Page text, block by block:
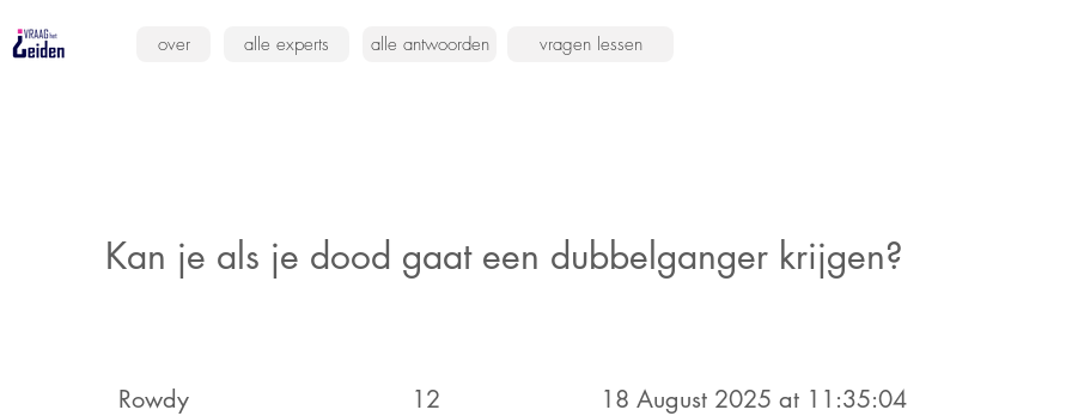
over alle experts alle antwoorden vragen lessen
Kan je als je dood gaat een dubbelganger krijgen?
Rowdy 12 18 August 2025 at 11:35:04